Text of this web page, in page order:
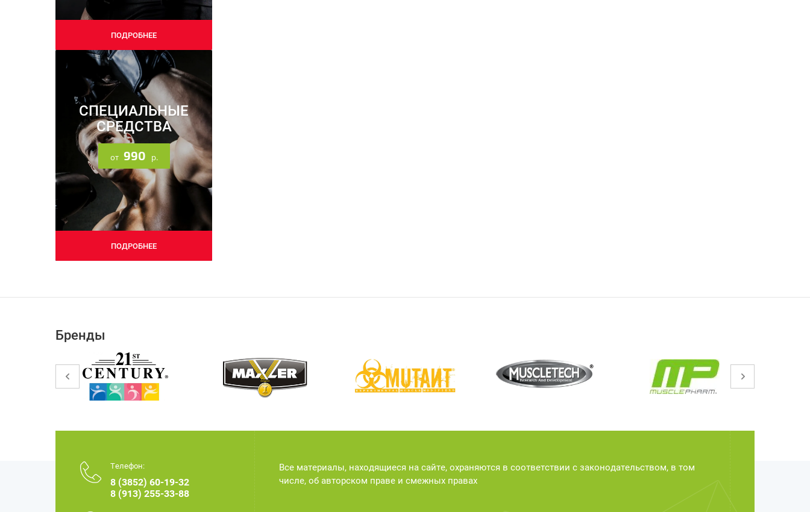
соцсети
ПОДРОБНЕЕ
СПЕЦИАЛЬНЫЕ
СРЕДСТВА
от 990 р.
ПОДРОБНЕЕ
Бренды
Телефон:
8 (3852) 60-19-32
8 (913) 255-33-88
Все материалы, находящиеся на сайте, охраняются в соответствии с законодательством, в том
числе, об авторском праве и смежных правах